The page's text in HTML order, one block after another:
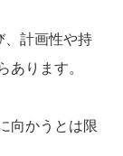
、計画性や持
あります。
向かうとは限